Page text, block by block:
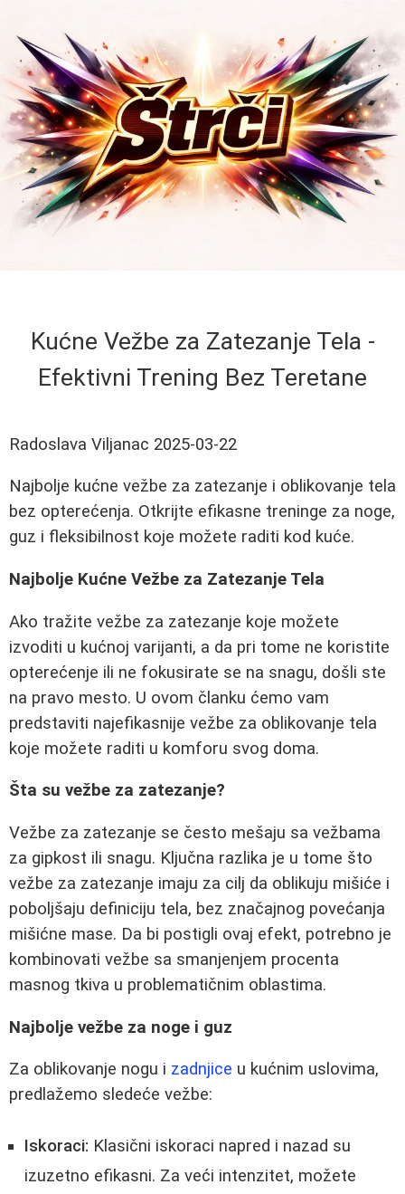
Kućne Vežbe za Zatezanje Tela -
Efektivni Trening Bez Teretane
Radoslava Viljanac 2025-03-22
Najbolje kućne vežbe za zatezanje i oblikovanje tela
bez opterećenja. Otkrijte efikasne treninge za noge,
guz i fleksibilnost koje možete raditi kod kuće.
Najbolje Kućne Vežbe za Zatezanje Tela
Ako tražite vežbe za zatezanje koje možete
izvoditi u kućnoj varijanti, a da pri tome ne koristite
opterećenje ili ne fokusirate se na snagu, došli ste
na pravo mesto. U ovom članku ćemo vam
predstaviti najefikasnije vežbe za oblikovanje tela
koje možete raditi u komforu svog doma.
Šta su vežbe za zatezanje?
Vežbe za zatezanje se često mešaju sa vežbama
za gipkost ili snagu. Ključna razlika je u tome što
vežbe za zatezanje imaju za cilj da oblikuju mišiće i
poboljšaju definiciju tela, bez značajnog povećanja
mišićne mase. Da bi postigli ovaj efekt, potrebno je
kombinovati vežbe sa smanjenjem procenta
masnog tkiva u problematičnim oblastima.
Najbolje vežbe za noge i guz
Za oblikovanje nogu i zadnjice u kućnim uslovima,
predlažemo sledeće vežbe:
Iskoraci: Klasični iskoraci napred i nazad su
izuzetno efikasni. Za veći intenzitet, možete